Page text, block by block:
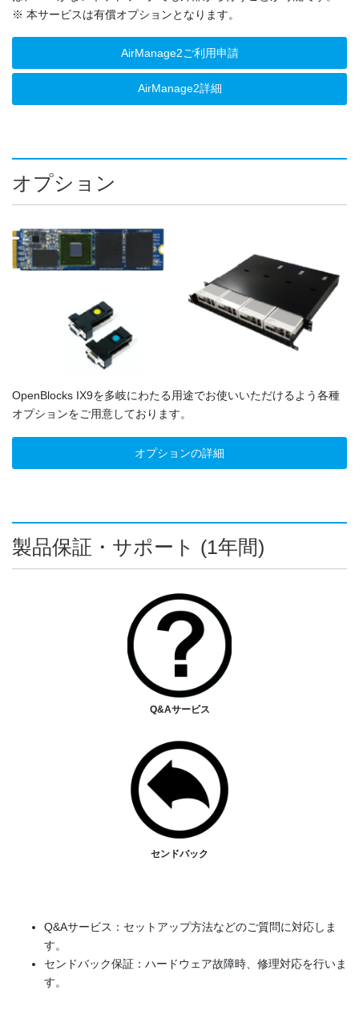
※ 本サービスは有償オプションとなります。
AirManage2ご利用申請
AirManage2詳細
オプション
OpenBlocks IX9を多岐にわたる用途でお使いいただけるよう各種
オプションをご用意しております。
オプションの詳細
製品保証・サポート (1年間)
Q&Aサービス
センドバック
Q&Aサービス：セットアップ方法などのご質問に対応しま
す。
センドバック保証：ハードウェア故障時、修理対応を行いま
す。